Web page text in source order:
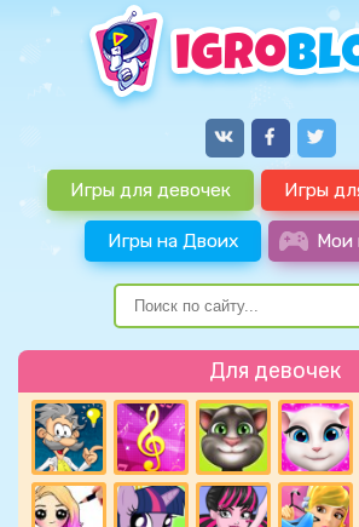
Игры для девочек Игры
Игры на Двоих Мои
Для девочек